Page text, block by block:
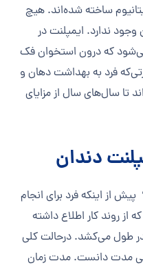
ساخته شده‌اند. هیچ
وجود ندارد. ایمپلنت در
که درون استخوان فک
فرد به بهداشت دهان و
تا سال‌های سال از مزایای
دندان
از اینکه فرد برای انجام
از روند کار اطلاع داشته
طول می‌کشد. در‌حالت کلی
مدت دانست. مدت زمان